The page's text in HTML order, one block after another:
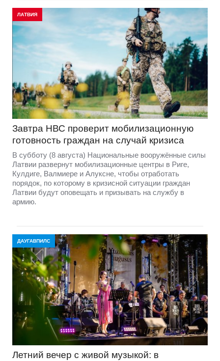
ЛАТВИЯ
Завтра НВС проверит мобилизационную
готовность граждан на случай кризиса
В субботу (8 августа) Национальные вооружённые силы
Латвии развернут мобилизационные центры в Риге,
Кулдиге, Валмиере и Алуксне, чтобы отработать
порядок, по которому в кризисной ситуации граждан
Латвии будут оповещать и призывать на службу в
армию.
ДАУГАВПИЛС
Летний вечер с живой музыкой: в